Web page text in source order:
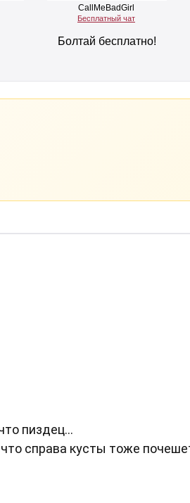
пиздец...
справа кусты тоже